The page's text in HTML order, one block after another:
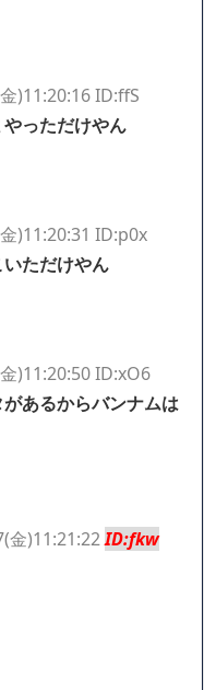
)11:20:16 ID:ffS
っただけやん
)11:20:31 ID:p0x
ただけやん
)11:20:50 ID:xO6
あるからバンナムは
金)11:21:22ID:fkw